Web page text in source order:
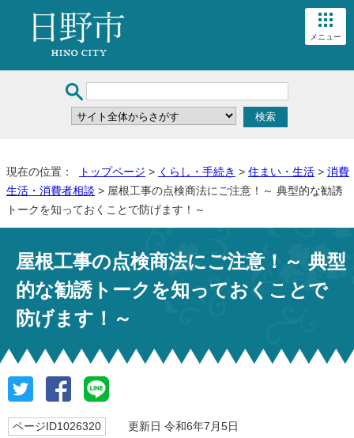
メニュー
現在の位置： トップページ > くらし・手続き > 住まい・生活 > 消費
生活・消費者相談 > 屋根工事の点検商法にご注意！～ 典型的な勧誘
トークを知っておくことで防げます！～
屋根工事の点検商法にご注意！～ 典型
的な勧誘トークを知っておくことで
防げます！～
ページID1026320 更新日 令和6年7月5日